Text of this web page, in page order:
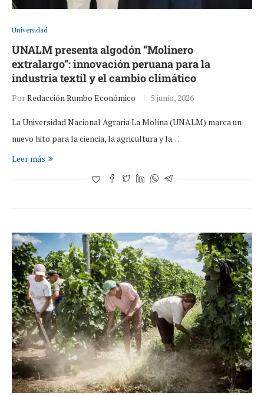
Universidad
UNALM presenta algodón “Molinero
extralargo”: innovación peruana para la
industria textil y el cambio climático
PorRedacción Rumbo Económico 5 junio, 2026
La Universidad Nacional Agraria La Molina (UNALM) marca un
nuevo hito para la ciencia, la agricultura y la…
Leer más